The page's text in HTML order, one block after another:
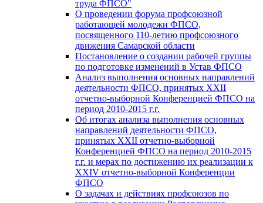
труда ФПСО"
О проведении форума профсоюзной
работающей молодежи ФПСО,
посвященного 110-летию профсоюзного
движения Самарской области
Постановление о создании рабочей группы
по подготовке изменений в Устав ФПСО
Анализ выполнения основных направлений
деятельности ФПСО, принятых XXII
отчетно-выборной Конференцией ФПСО на
период 2010-2015 г.г.
Об итогах анализа выполнения основных
направлений деятельности ФПСО,
принятых XXII отчетно-выборной
Конференцией ФПСО на период 2010-2015
г.г. и мерах по достижению их реализации к
XXIV отчетно-выборной Конференции
ФПСО
О задачах и действиях профсоюзов по